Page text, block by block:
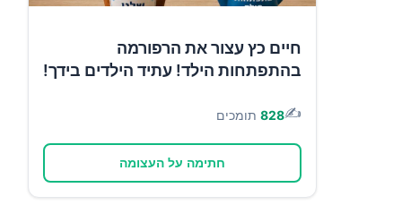
חיים כץ עצור את הרפורמה
בהתפתחות הילד! עתיד הילדים בידך!
✍️
828 תומכים
חתימה על העצומה